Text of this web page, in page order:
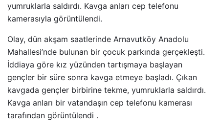
yumruklarla saldırdı. Kavga anları cep telefonu
kamerasıyla görüntülendi.
Olay, dün akşam saatlerinde Arnavutköy Anadolu
Mahallesi’nde bulunan bir çocuk parkında gerçekleşti.
İddiaya göre kız yüzünden tartışmaya başlayan
gençler bir süre sonra kavga etmeye başladı. Çıkan
kavgada gençler birbirine tekme, yumruklarla saldırdı.
Kavga anları bir vatandaşın cep telefonu kamerası
tarafından görüntülendi .